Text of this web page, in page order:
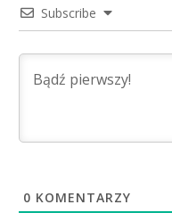
Subscribe
0 KOMENTARZY